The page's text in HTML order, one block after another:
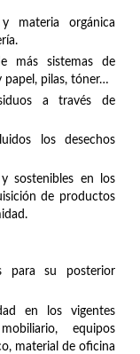
materia orgánica
más sistemas de
papel, pilas, tóner…
a través de
los desechos
sostenibles en los
de productos
para su posterior
en los vigentes
equipos
material de oficina